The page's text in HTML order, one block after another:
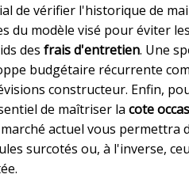
de vérifier l'historique de
du modèle visé pour éviter
des frais d'entretien. Une
budgétaire récurrente
constructeur. Enfin,
de maîtriser la cote
actuel vous permettra
surcotés ou, à l'inverse,